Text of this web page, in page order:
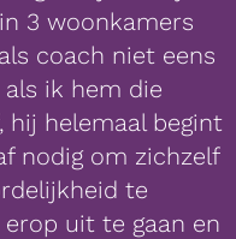
3 woonkamers
coach niet eens
ik hem die
hij helemaal begint
nodig om zichzelf
te
uit te gaan en